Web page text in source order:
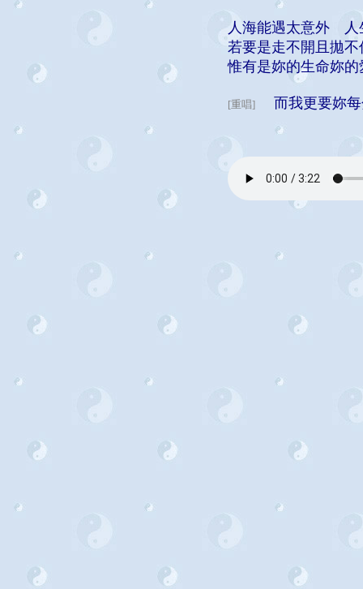
人海能遇太意外 人
若要是走不開且拋
惟有是妳的生命妳
[重唱] 而我更要妳每